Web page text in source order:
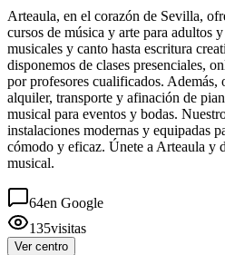
Arteaula, en el corazón de Sevilla,
cursos de música y arte para adultos
musicales y canto hasta escritura
disponemos de clases presenciales,
por profesores cualificados. Además,
alquiler, transporte y afinación de
musical para eventos y bodas.
instalaciones modernas y equipadas
cómodo y eficaz. Únete a Arteaula y
musical.
64en Google
135visitas
Ver centro